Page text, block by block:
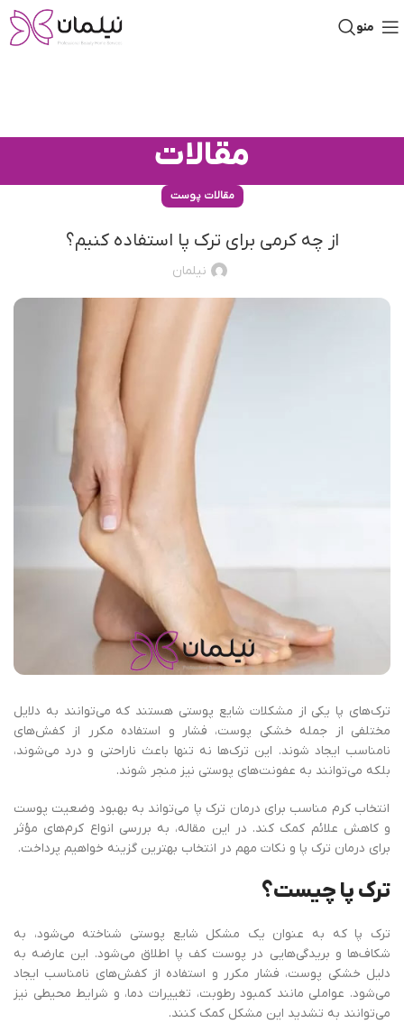
منو
مقالات
مقالات پوست
از چه کرمی برای ترک پا استفاده کنیم؟
نیلمان
ترک‌های پا یکی از مشکلات شایع پوستی هستند که می‌توانند به دلایل
مختلفی از جمله خشکی پوست، فشار و استفاده مکرر از کفش‌های
نامناسب ایجاد شوند. این ترک‌ها نه تنها باعث ناراحتی و درد می‌شوند،
بلکه می‌توانند به عفونت‌های پوستی نیز منجر شوند.
انتخاب کرم مناسب برای درمان ترک پا می‌تواند به بهبود وضعیت پوست
و کاهش علائم کمک کند. در این مقاله، به بررسی انواع کرم‌های مؤثر
برای درمان ترک پا و نکات مهم در انتخاب بهترین گزینه خواهیم پرداخت.
ترک پا چیست؟
ترک پا که به عنوان یک مشکل شایع پوستی شناخته می‌شود، به
شکاف‌ها و بریدگی‌هایی در پوست کف پا اطلاق می‌شود. این عارضه به
دلیل خشکی پوست، فشار مکرر و استفاده از کفش‌های نامناسب ایجاد
می‌شود. عواملی مانند کمبود رطوبت، تغییرات دما، و شرایط محیطی نیز
می‌توانند به تشدید این مشکل کمک کنند.